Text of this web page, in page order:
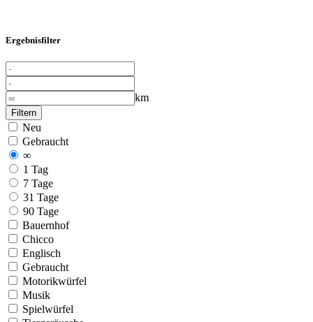
Ergebnisfilter
km
Filtern
Neu
Gebraucht
∞
1 Tag
7 Tage
31 Tage
90 Tage
Bauernhof
Chicco
Englisch
Gebraucht
Motorikwürfel
Musik
Spielwürfel